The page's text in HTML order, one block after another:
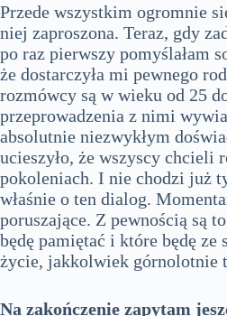
Przede wszystkim ogromnie
niej zaproszona. Teraz, gdy
po raz pierwszy pomyślałam
że dostarczyła mi pewnego
rozmówcy są w wieku od 25
przeprowadzenia z nimi
absolutnie niezwykłym
ucieszyło, że wszyscy chcieli
pokoleniach. I nie chodzi już
właśnie o ten dialog.
poruszające. Z pewnością są
będę pamiętać i które będę ze
życie, jakkolwiek górnolotnie
Na zakończenie zapytam